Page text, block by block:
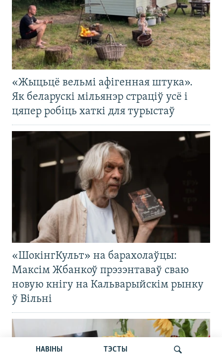
НАВІНЫ ТЭСТЫ
«Жыцьцё вельмі афігенная штука».
Як беларускі мільянэр страціў усё і
цяпер робіць хаткі для турыстаў
«ШокінгКульт» на барахолаўцы:
Максім Жбанкоў прэзэнтаваў сваю
новую кнігу на Кальварыйскім рынку
ў Вільні